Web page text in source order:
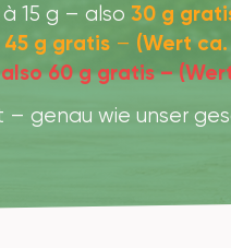
15 g – also 30 g
45 g gratis – (Wert ca.
also 60 g gratis –
genau wie unser